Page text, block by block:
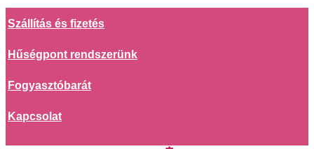
Szállítás és fizetés
Hűségpont rendszerünk
Fogyasztóbarát
Kapcsolat